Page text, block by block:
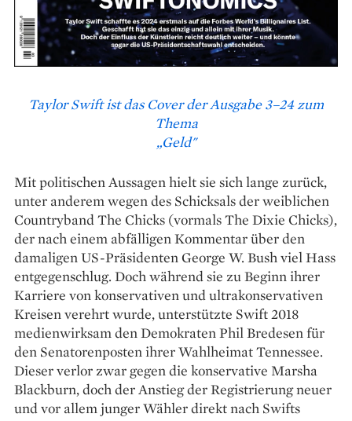
Taylor Swift ist das Cover der Ausgabe 3–24 zum
Thema
„Geld"
Mit politischen Aussagen hielt sie sich lange zurück,
unter anderem wegen des Schicksals der weiblichen
Countryband The Chicks (vormals The Dixie Chicks),
der nach einem abfälligen Kommentar über den
damaligen US-Präsidenten George W. Bush viel Hass
entgegenschlug. Doch während sie zu Beginn ihrer
Karriere von kon­servativen und ultrakonservativen
Kreisen ver­ehrt wurde, unterstützte Swift 2018
medien­wirksam den Demokraten Phil Bredesen für
den Senatoren­posten ihrer Wahlheimat Tennessee.
Dieser verlor zwar gegen die konservative Marsha
Blackburn, doch der Anstieg der Regis­trierung neuer
und vor allem junger Wähler direkt nach Swifts